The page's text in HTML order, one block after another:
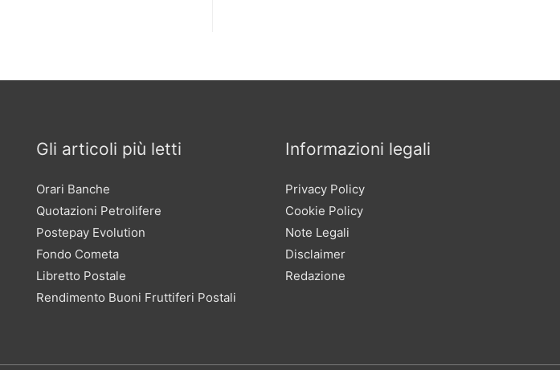
Gli articoli più letti
Orari Banche
Quotazioni Petrolifere
Postepay Evolution
Fondo Cometa
Libretto Postale
Rendimento Buoni Fruttiferi Postali
Informazioni legali
Privacy Policy
Cookie Policy
Note Legali
Disclaimer
Redazione